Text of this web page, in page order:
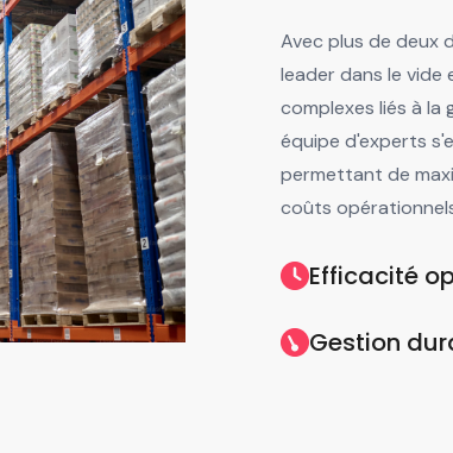
Avec plus de deux
leader dans le vide
complexes liés à
équipe d'experts
permettant de
coûts
Efficacité
Gestion